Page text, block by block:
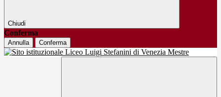
Chiudi
Conferma
Annulla Conferma